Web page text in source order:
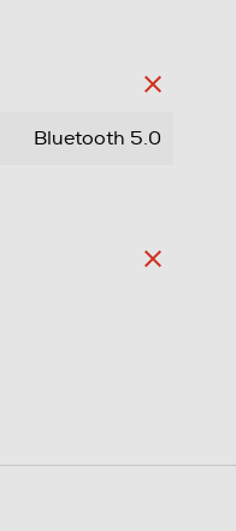
Bluetooth 5.0